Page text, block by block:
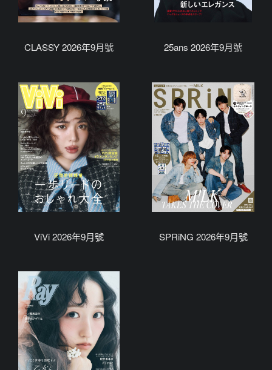
CLASSY 2026年9月號 25ans 2026年9月號
ViVi 2026年9月號 SPRiNG 2026年9月號